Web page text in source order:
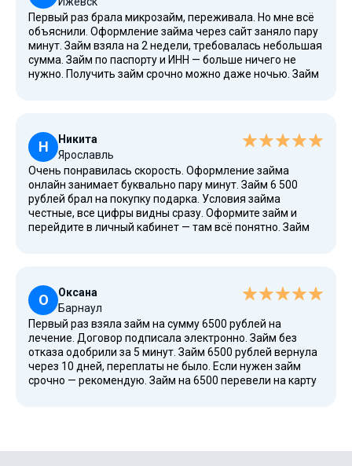
Первый раз брала микрозайм, переживала. Но мне всё
объяснили. Оформление займа через сайт заняло пару
минут. Займ взяла на 2 недели, требовалась небольшая
сумма. Займ по паспорту и ИНН — больше ничего не
нужно. Получить займ срочно можно даже ночью. Займ
Н
Никита
Ярославль
Очень понравилась скорость. Оформление займа
онлайн занимает буквально пару минут. Займ 6 500
рублей брал на покупку подарка. Условия займа
честные, все цифры видны сразу. Оформите займ и
перейдите в личный кабинет — там всё понятно. Займ
срок. Буду обращаться еще.
О
Оксана
Барнаул
Первый раз взяла займ на сумму 6500 рублей на
лечение. Договор подписала электронно. Займ без
отказа одобрили за 5 минут. Займ 6500 рублей вернула
через 10 дней, переплаты не было. Если нужен займ
срочно — рекомендую. Займ на 6500 перевели на карту